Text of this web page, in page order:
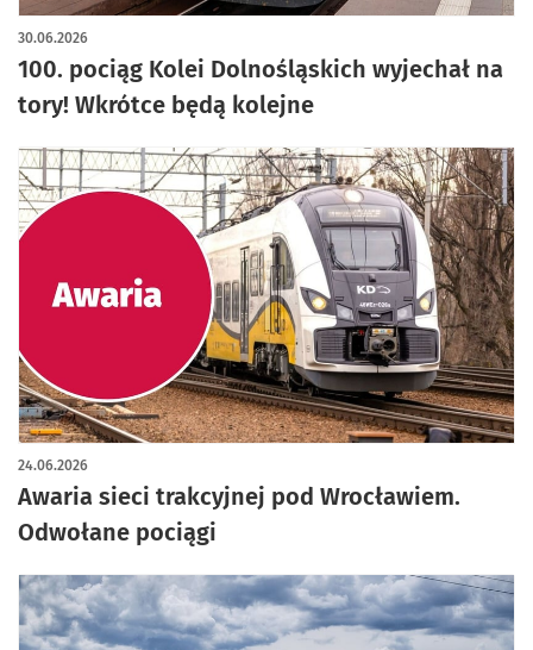
100. pociąg Kolei Dolnośląskich wyjechał na
tory! Wkrótce będą kolejne
30.06.2026
artykuł z galerią zdjęć
Awaria sieci trakcyjnej pod Wrocławiem.
Odwołane pociągi
24.06.2026